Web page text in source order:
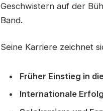
Geschwistern auf der
Band.
Seine Karriere zeichnet
Früher Einstieg in
Internationale